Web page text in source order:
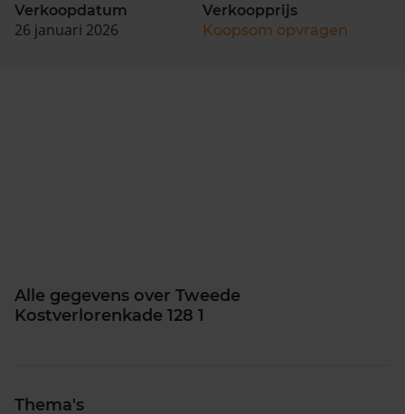
Verkoopdatum
26 januari 2026
Verkoopprijs
Koopsom opvragen
Alle gegevens over Tweede
Kostverlorenkade 128 1
Thema's